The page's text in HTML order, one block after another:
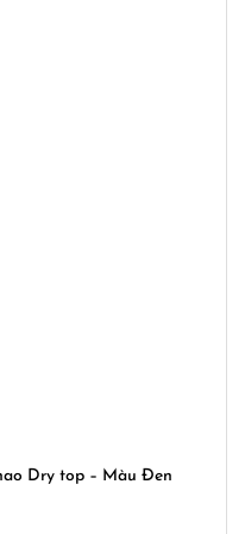
Dry top – Màu Đen